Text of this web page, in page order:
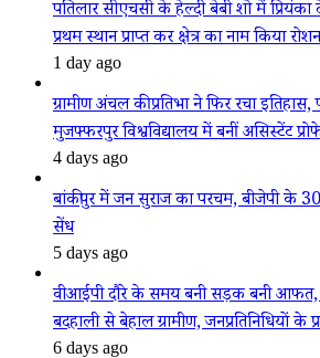
पतिलार सीएचसी के हेल्दी बेबी शो में
प्रथम स्थान प्राप्त कर क्षेत्र का नाम किया रोशन
1 day ago
ग्रामीण अंचल की प्रतिभा ने फिर रचा इतिहास,
मुजफ्फरपुर विश्वविद्यालय में बनीं असिस्टेंट
4 days ago
बांकीपुर में जन सुराज का परचम, बीजेपी के
सेंध
5 days ago
वीआईपी दौरे के समय बनी सड़क बनी आफत,
बदहाली से बेहाल ग्रामीण, जनप्रतिनिधियों के
6 days ago